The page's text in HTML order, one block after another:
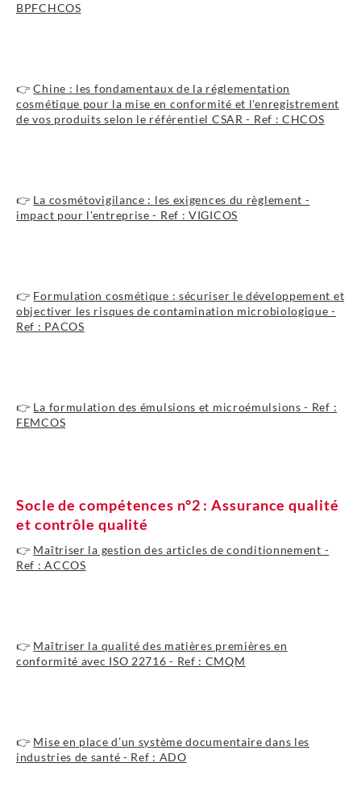
BPFCHCOS
👉Chine : les fondamentaux de la réglementation
cosmétique pour la mise en conformité et l'enregistrement
de vos produits selon le référentiel CSAR - Ref : CHCOS
👉 La cosmétovigilance : les exigences du règlement -
impact pour l'entreprise - Ref : VIGICOS
👉 Formulation cosmétique : sécuriser le développement et
objectiver les risques de contamination microbiologique -
Ref : PACOS
👉 La formulation des émulsions et microémulsions - Ref :
FEMCOS
Socle de compétences n°2 : Assurance qualité
et contrôle qualité
👉 Maîtriser la gestion des articles de conditionnement -
Ref : ACCOS
👉 Maîtriser la qualité des matières premières en
conformité avec ISO 22716 - Ref : CMQM
👉 Mise en place d’un système documentaire dans les
industries de santé - Ref : ADO